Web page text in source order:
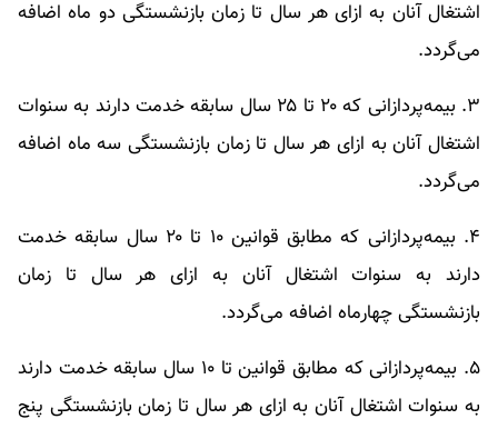
اشتغال آنان به ازای هر سال تا زمان بازنشستگی دو ماه اضافه
می‌گردد.
۳‌. بیمه‌پردازانی که ۲۰ تا ۲۵ سال سابقه خدمت دارند به سنوات
اشتغال آنان به ازای هر سال تا زمان بازنشستگی سه ماه اضافه
می‌گردد.
۴. بیمه‌پردازانی که مطابق قوانین ۱۰ تا ۲۰ سال سابقه خدمت
دارند به سنوات اشتغال آنان به ازای هر سال تا زمان
بازنشستگی چهارماه اضافه می‌گردد.
۵. بیمه‌پردازانی که مطابق قوانین تا ۱۰ سال سابقه خدمت دارند
به سنوات اشتغال آنان به ازای هر سال تا زمان بازنشستگی پنج